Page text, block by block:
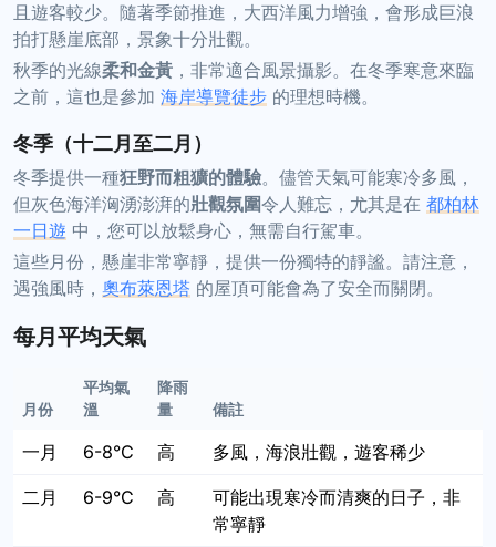
且遊客較少。隨著季節推進，大西洋風力增強，會形成巨浪
拍打懸崖底部，景象十分壯觀。
秋季的光線柔和金黃 ，非常適合風景攝影。在冬季寒意來臨
之前，這也是參加 海岸導覽徒步 的理想時機。
冬季（十二月至二月）
冬季提供一種狂野而粗獷的體驗。儘管天氣可能寒冷多風，
但灰色海洋洶湧澎湃的壯觀氛圍令人難忘，尤其是在 都柏林
一日遊 中，您可以放鬆身心，無需自行駕車。
這些月份，懸崖非常寧靜，提供一份獨特的靜謐。請注意，
遇強風時， 奧布萊恩塔 的屋頂可能會為了安全而關閉。
每月平均天氣
月份
平均氣
溫
降雨
量
備註
一月 6-8°C 高 多風，海浪壯觀，遊客稀少
二月 6-9°C 高
可能出現寒冷而清爽的日子，非
常寧靜